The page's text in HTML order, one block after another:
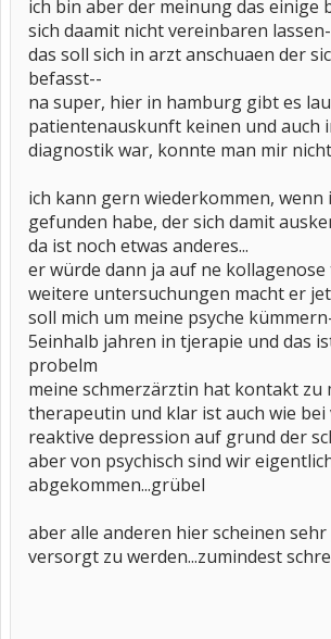
ich bin aber der meinung das einige
sich daamit nicht vereinbaren
das soll sich in arzt anschuaen der
befasst--
na super, hier in hamburg gibt es
patientenauskunft keinen und auch
diagnostik war, konnte man mir
ich kann gern wiederkommen, wenn
gefunden habe, der sich damit
da ist noch etwas anderes...
er würde dann ja auf ne
weitere untersuchungen macht er
soll mich um meine psyche
5einhalb jahren in tjerapie und das
probelm
meine schmerzärztin hat kontakt zu
therapeutin und klar ist auch wie bei
reaktive depression auf grund der
aber von psychisch sind wir
abgekommen...grübel
aber alle anderen hier scheinen
versorgt zu werden...zumindest